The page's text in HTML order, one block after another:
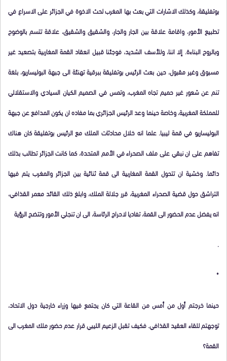
بوتفليقة، وكذلك الاشارات التي بعث بها المغرب لحث الاخوة في الجزائر على الاسراع في
تطبيع الأمور، واقامة علاقة بين الجار والجار، والشقيق والشقيق، علاقة تتسم بالوضوح
وبالروح البناءة. إلا اننا، وللأسف الشديد، فوجئنا قبيل انعقاد القمة المغاربية بتصعيد غير
مسبوق وغير مقبول، حين بعث الرئيس بوتفليقة ببرقية تهنئة الى جبهة البوليساريو، بلغة
تنم عن شعور غير حميم تجاه المغرب، وتمس في الصميم الكيان السيادي والاستقلالي
للمملكة المغربية، وخاصة حينما وعد الرئيس الجزائري بما مفاده ان يكون المدافع عن جبهة
البوليساريو في قمة ليبيا. علما انه خلال محادثات الملك مع الرئيس بوتفليقة كان هناك
تفاهم على ان نبقي على ملف الصحراء في الأمم المتحدة، كما كانت الجزائر تطالب بذلك
دائما. وخشية ان تتحول القمة المغاربية الى قمة ثنائية بين الجزائر والمغرب يتم فيها
التراشق حول قضية الصحراء المغربية، قرر جلالة الملك، وابلغ ذلك القائد معمر القذافي،
انه يفضل عدم الحضور الى القمة، تفاديا لاحراج الرئاسة، الى ان تنجلي الأمور وتتضح الرؤية
.
*
حينما خرجتم أول من أمس من القاعة التي كان يجتمع فيها وزراء خارجية دول الاتحاد،
توجهتم للقاء العقيد القذافي. فكيف تقبل الزعيم الليبي قرار عدم حضور ملك المغرب الى
القمة؟